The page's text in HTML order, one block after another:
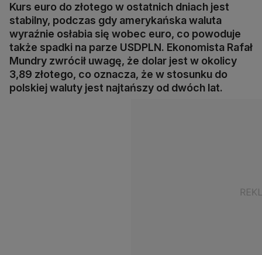
Kurs euro do złotego w ostatnich dniach jest
stabilny, podczas gdy amerykańska waluta
wyraźnie osłabia się wobec euro, co powoduje
także spadki na parze USDPLN. Ekonomista Rafał
Mundry zwrócił uwagę, że dolar jest w okolicy
3,89 złotego, co oznacza, że w stosunku do
polskiej waluty jest najtańszy od dwóch lat.